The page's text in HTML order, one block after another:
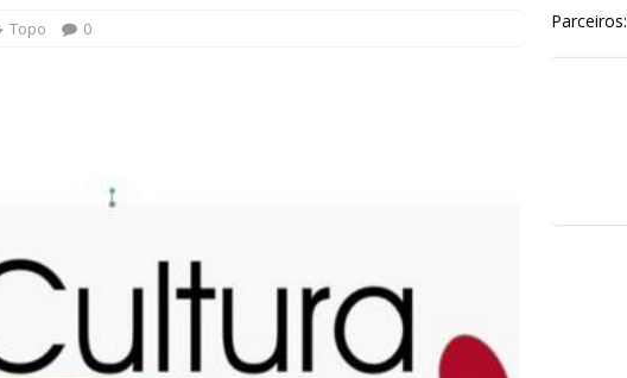
Topo 0 Parceiros: